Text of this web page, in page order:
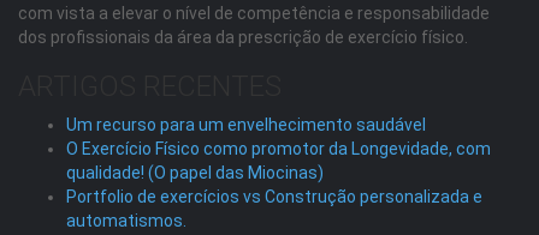
com vista a elevar o nível de competência e responsabilidade
dos profissionais da área da prescrição de exercício físico.
Um recurso para um envelhecimento saudável
O Exercício Físico como promotor da Longevidade, com
qualidade! (O papel das Miocinas)
Portfolio de exercícios vs Construção personalizada e
automatismos.